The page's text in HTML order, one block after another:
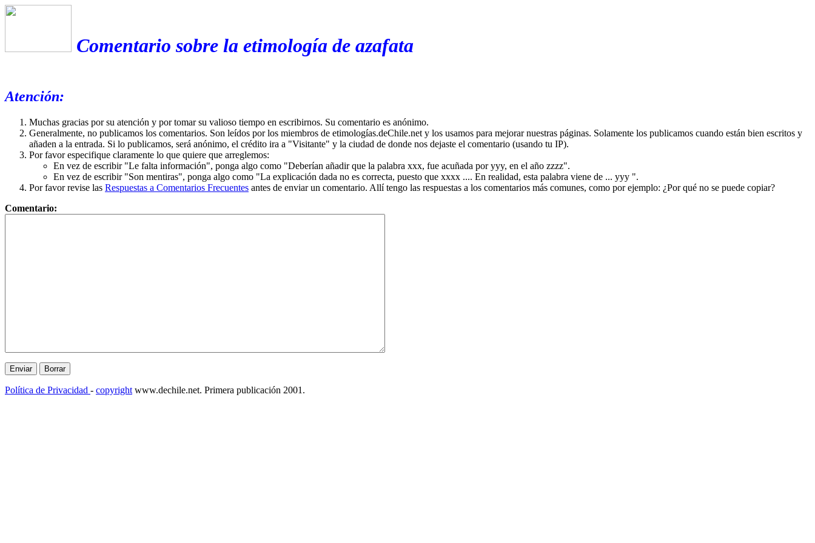
Comentario sobre la etimología de azafata
Atención:
Muchas gracias por su atención y por tomar su valioso tiempo en escribirnos. Su comentario es anónimo.
Generalmente, no publicamos los comentarios. Son leídos por los miembros de etimologías.deChile.net y los usamos para mejorar nuestras páginas. Solamente los publicamos cuando están bien escritos y
añaden a la entrada. Si lo publicamos, será anónimo, el crédito ira a "Visitante" y la ciudad de donde nos dejaste el comentario (usando tu IP).
Por favor especifique claramente lo que quiere que arreglemos:
En vez de escribir "Le falta información", ponga algo como "Deberían añadir que la palabra xxx, fue acuñada por yyy, en el año zzzz".
En vez de escribir "Son mentiras", ponga algo como "La explicación dada no es correcta, puesto que xxxx .... En realidad, esta palabra viene de ... yyy ".
Por favor revise las Respuestas a Comentarios Frecuentes antes de enviar un comentario. Allí tengo las respuestas a los comentarios más comunes, como por ejemplo: ¿Por qué no se puede copiar?
Comentario:
Política de Privacidad - copyright www.dechile.net. Primera publicación 2001.